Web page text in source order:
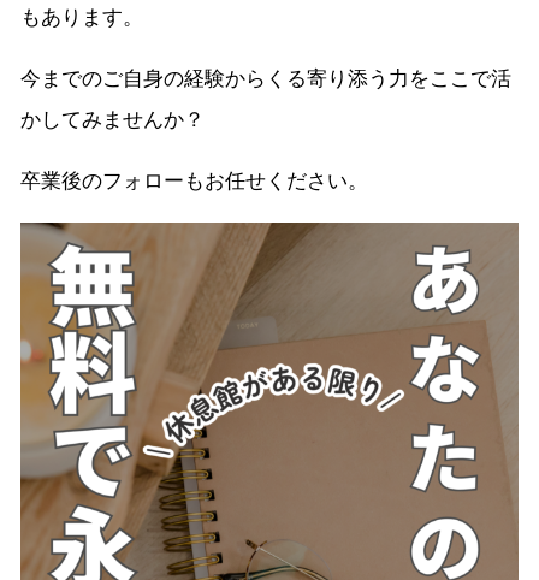
もあります。
今までのご自身の経験からくる寄り添う力をここで活
かしてみませんか？
卒業後のフォローもお任せください。